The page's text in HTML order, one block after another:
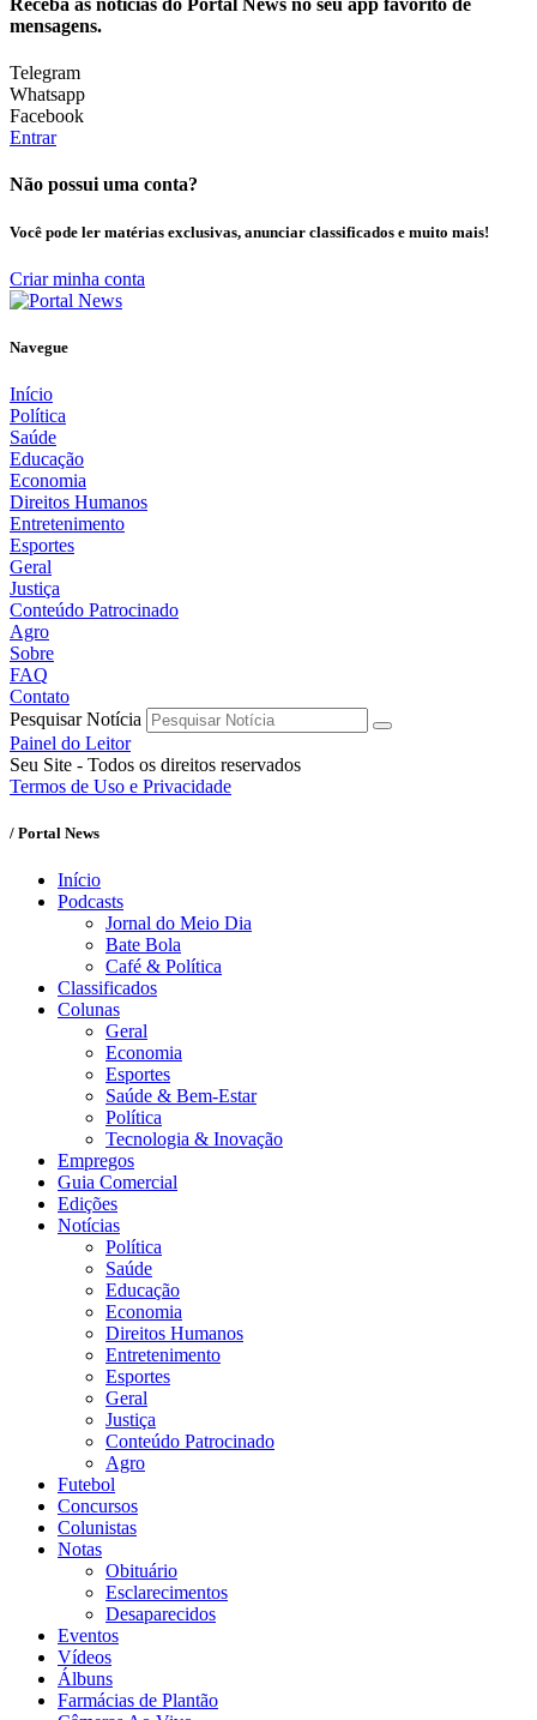
mensagens.
Telegram
Whatsapp
Facebook
Entrar
Não possui uma conta?
Você pode ler matérias exclusivas, anunciar classificados e muito mais!
Criar minha conta
Navegue
Início
Política
Saúde
Educação
Economia
Direitos Humanos
Entretenimento
Esportes
Geral
Justiça
Conteúdo Patrocinado
Agro
Sobre
FAQ
Contato
Pesquisar Notícia
Painel do Leitor
Seu Site - Todos os direitos reservados
Termos de Uso e Privacidade
/ Portal News
Início
Podcasts
Jornal do Meio Dia
Bate Bola
Café & Política
Classificados
Colunas
Geral
Economia
Esportes
Saúde & Bem-Estar
Política
Tecnologia & Inovação
Empregos
Guia Comercial
Edições
Notícias
Política
Saúde
Educação
Economia
Direitos Humanos
Entretenimento
Esportes
Geral
Justiça
Conteúdo Patrocinado
Agro
Futebol
Concursos
Colunistas
Notas
Obituário
Esclarecimentos
Desaparecidos
Eventos
Vídeos
Álbuns
Farmácias de Plantão